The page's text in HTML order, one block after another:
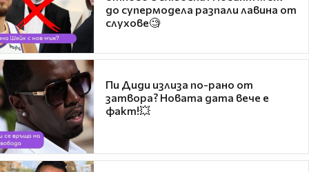
до супермодела разпали лавина от
слухове🧐
Пи Диди излиза по-рано от
затвора? Новата дата вече е
факт!💥